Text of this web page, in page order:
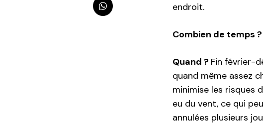
endroit.
Combien de temps ?
Quand ? Fin février-
quand même assez
minimise les risques
eu du vent, ce qui
annulées plusieurs